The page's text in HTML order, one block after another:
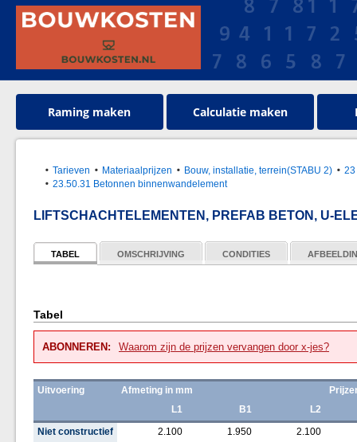
Raming maken Calculatie maken
Tarieven Materiaalprijzen Bouw, installatie, terrein(STABU 2)
23
23.50.31 Betonnen binnenwandelement
LIFTSCHACHTELEMENTEN, PREFAB BETON, U-
TABEL OMSCHRIJVING CONDITIES
Tabel
ABONNEREN: Waarom zijn de prijzen vervangen door x-jes?
Uitvoering Afmeting in mm
L1
B1
L2
Niet constructief
2.100 1.950
2.100